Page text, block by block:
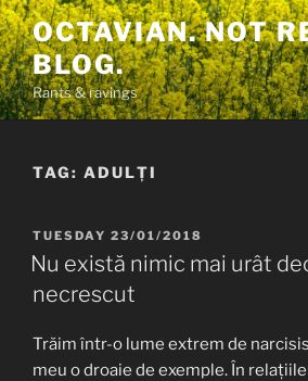
Skip
to
content
OCTAVIAN. NOT
BLOG.
Rants & ravings
TAG: ADULȚI
POSTED
ON
TUESDAY 23/01/2018
Nu există nimic mai urât
necrescut
Trăim într-o lume extrem de
meu o droaie de exemple. În